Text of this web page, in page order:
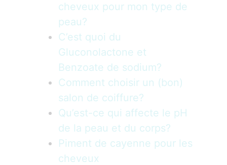
cheveux pour mon type de
peau?
C’est quoi du
Gluconolactone et
Benzoate de sodium?
Comment choisir un (bon)
salon de coiffure?
Qu’est-ce qui affecte le pH
de la peau et du corps?
Piment de cayenne pour les
cheveux